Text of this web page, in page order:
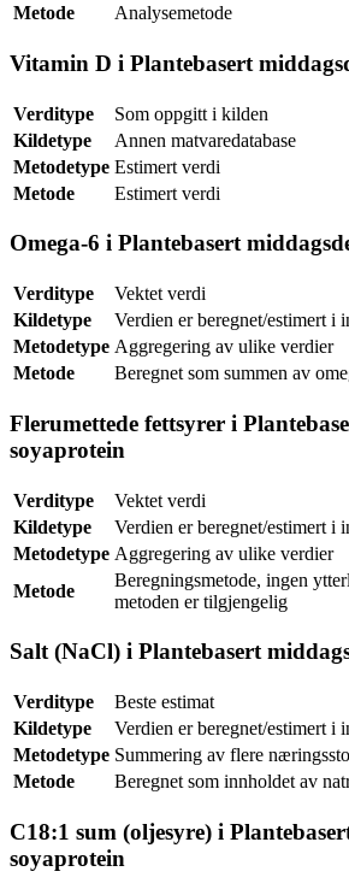
Metode Analysemetode
Vitamin D i Plantebasert
Verditype
Som oppgitt i kilden
Kildetype
Annen matvaredatabase
Metodetype Estimert verdi
Metode
Estimert verdi
Omega-6 i Plantebasert
Verditype
Vektet verdi
Kildetype
Verdien er beregnet/estimert i
Metodetype Aggregering av ulike verdier
Metode
Beregnet som summen av
Flerumettede fettsyrer i
soyaprotein
Verditype
Vektet verdi
Kildetype
Verdien er beregnet/estimert i
Metodetype Aggregering av ulike verdier
Metode
Beregningsmetode, ingen
metoden er tilgjengelig
Salt (NaCl) i Plantebasert
Verditype
Beste estimat
Kildetype
Verdien er beregnet/estimert i
Metodetype Summering av flere
Metode
Beregnet som innholdet av
C18:1 sum (oljesyre) i
soyaprotein